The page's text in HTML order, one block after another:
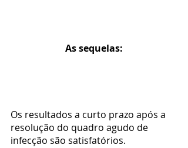
As sequelas:
Os resultados a curto prazo após a
resolução do quadro agudo de
infecção são satisfatórios.